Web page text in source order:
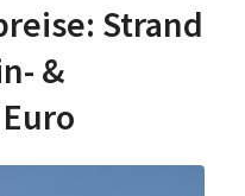
Strand
&